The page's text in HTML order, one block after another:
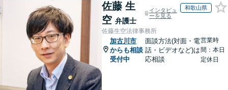
佐藤 生
空 弁護士
インタビュ
ーを見る
和歌山県
佐藤生空法律事務所
加古川市
からも相談
受付中
面談方法(対面・電
話・ビデオなど)は
応相談
営業時
間：本日
定休日